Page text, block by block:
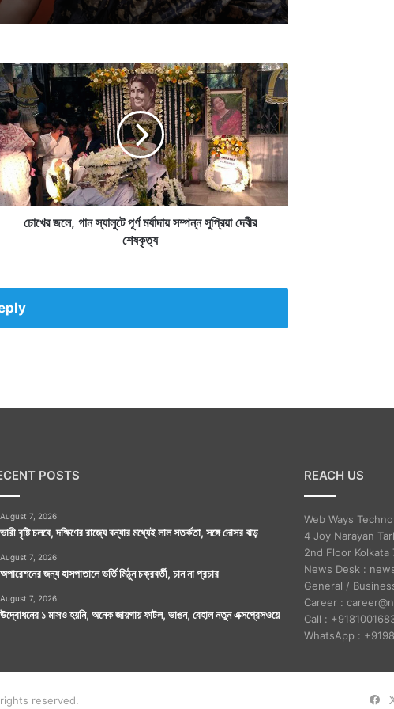
চোখের জলে, গান স্যালুটে পূর্ণ মর্যাদায় সম্পন্ন সুপ্রিয়া দেবীর
শেষকৃত্য
POSTS
August 7, 2026
ভারী বৃষ্টি চলবে, দক্ষিণের রাজ্যে বন্যার মধ্যেই লাল সতর্কতা, সঙ্গে দোসর ঝড়
August 7, 2026
অপারেশনের জন্য হাসপাতালে ভর্তি মিঠুন চক্রবর্তী, চান না প্রচার
August 7, 2026
উদ্বোধনের ১ মাসও হয়নি, অনেক জায়গায় ফাটল, ভাঙন, বেহাল নতুন এক্সপ্রেসওয়ে
REACH US
Web Ways
4 Joy Narayan
2nd Floor Kolkata
News Desk :
General /
Career :
Call :
WhatsApp :
reserved.